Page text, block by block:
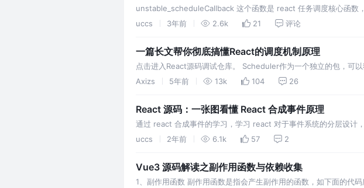
unstable_scheduleCallback 这个函数是 react 任务调度核心函数
级(priorityLevel)、一个回调函数(ca
uccs 3年前 2.6k 21 评论
一篇长文帮你彻底搞懂React的调度机制原理
点击进入React源码调试仓库。 Scheduler作为一个独立的包，可
管理任务，安排任务的执行。这就是React和Scheduler配合工作
Axizs 5年前 13k 104 26
React 源码：一张图看懂 React 合成事件原理
通过 react 合成事件的学习，学习 react 对于事件系统的分层设计
取事件两个接口，插件自身去实现事件的注册和事件提取
uccs 2年前 6.1k 57 2
Vue3 源码解读之副作用函数与依赖收集
1、副作用函数 副作用函数是指会产生副作用的函数，如下面的